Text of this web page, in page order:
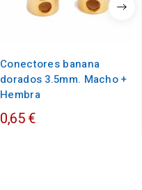
Conectores banana
dorados 3.5mm. Macho +
Hembra
0,65 €